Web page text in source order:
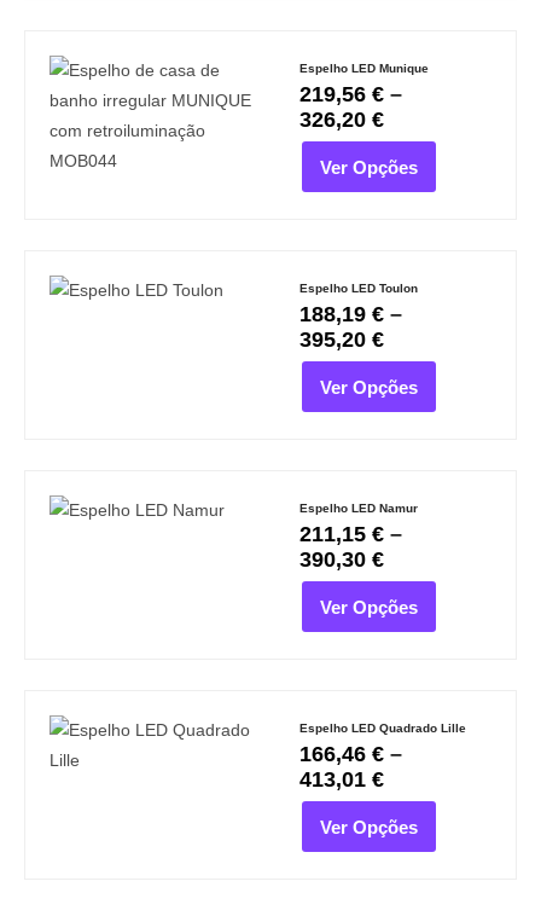
Espelho LED Munique
219,56 € –
326,20 €
Ver Opções
Espelho LED Toulon
188,19 € –
395,20 €
Ver Opções
Espelho LED Namur
211,15 € –
390,30 €
Ver Opções
Espelho LED Quadrado Lille
166,46 € –
413,01 €
Ver Opções